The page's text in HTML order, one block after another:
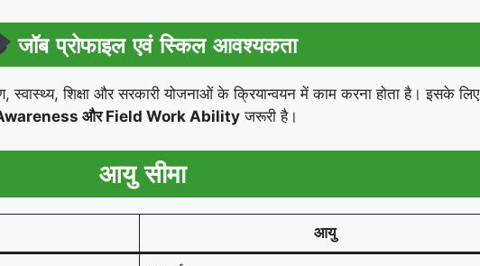
जॉब प्रोफाइल एवं स्किल आवश्यकता
स्वास्थ्य, शिक्षा और सरकारी योजनाओं के क्रियान्वयन में काम करना होता है। इसके लिए
और Field Work Ability जरूरी है।
आयु सीमा
आयु